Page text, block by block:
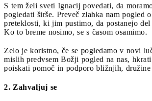
S tem želi sveti Ignacij povedati, da
pogledati širše. Preveč zlahka nam pogled
preteklosti, ki jim pustimo, da postanejo del
Ko to breme nosimo, se s časom osamimo.
Zelo je koristno, če se pogledamo v novi
mislih predvsem Božji pogled na nas,
poiskati pomoč in podporo bližnjih,
2. Zahvaljuj se